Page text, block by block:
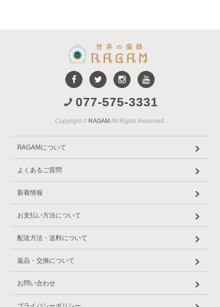
077-575-3331
Copyright © RAGAM All Rights Reserved.
RAGAMについて
よくあるご質問
新着情報
お支払い方法について
配送方法・送料について
返品・交換について
お問い合わせ